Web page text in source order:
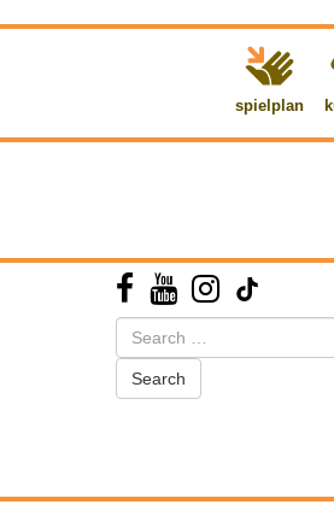
spielplan
Search
for: